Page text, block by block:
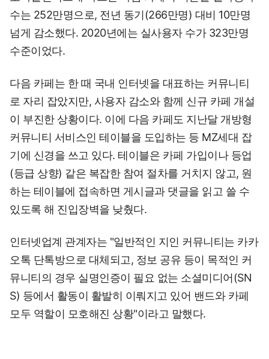
수는 252만명으로, 전년 동기(266만명) 대비 10만명
넘게 감소했다. 2020년에는 실사용자 수가 323만명
수준이었다.
다음 카페는 한 때 국내 인터넷을 대표하는 커뮤니티
로 자리 잡았지만, 사용자 감소와 함께 신규 카페 개설
이 부진한 상황이다. 이에 다음 카페도 지난달 개방형
커뮤니티 서비스인 테이블을 도입하는 등 MZ세대 잡
기에 신경을 쓰고 있다. 테이블은 카페 가입이나 등업
(등급 상향) 같은 복잡한 참여 절차를 거치지 않고, 원
하는 테이블에 접속하면 게시글과 댓글을 읽고 쓸 수
있도록 해 진입장벽을 낮췄다.
인터넷업계 관계자는 "일반적인 지인 커뮤니티는 카카
오톡 단톡방으로 대체되고, 정보 공유 등이 목적인 커
뮤니티의 경우 실명인증이 필요 없는 소셜미디어(SN
S) 등에서 활동이 활발히 이뤄지고 있어 밴드와 카페
모두 역할이 모호해진 상황"이라고 말했다.